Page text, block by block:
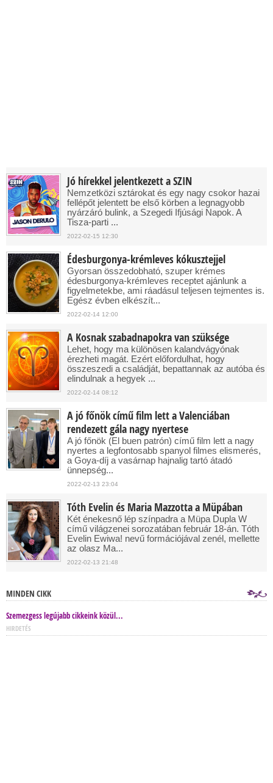
Jó hírekkel jelentkezett a SZIN
Nemzetközi sztárokat és egy nagy csokor hazai
fellépőt jelentett be első körben a legnagyobb
nyárzáró bulink, a Szegedi Ifjúsági Napok. A
Tisza-parti ...
2022-02-15 12:30
Édesburgonya-krémleves kókusztejjel
Gyorsan összedobható, szuper krémes
édesburgonya-krémleves receptet ajánlunk a
figyelmetekbe, ami ráadásul teljesen tejmentes is.
Egész évben elkészít...
2022-02-14 12:00
A Kosnak szabadnapokra van szüksége
Lehet, hogy ma különösen kalandvágyónak
érezheti magát. Ezért előfordulhat, hogy
összeszedi a családját, bepattannak az autóba és
elindulnak a hegyek ...
2022-02-14 08:12
A jó főnök című film lett a Valenciában
rendezett gála nagy nyertese
A jó főnök (El buen patrón) című film lett a nagy
nyertes a legfontosabb spanyol filmes elismerés,
a Goya-díj a vasárnap hajnalig tartó átadó
ünnepség...
2022-02-13 23:04
Tóth Evelin és Maria Mazzotta a Müpában
Két énekesnő lép színpadra a Müpa Dupla W
című világzenei sorozatában február 18-án. Tóth
Evelin Ewiwa! nevű formációjával zenél, mellette
az olasz Ma...
2022-02-13 21:48
MINDEN CIKK
Szemezgess legújabb cikkeink közül...
HIRDETÉS